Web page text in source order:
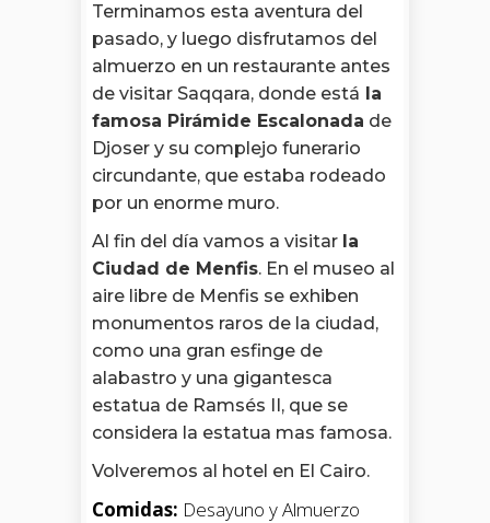
Terminamos esta aventura del
pasado, y luego disfrutamos del
almuerzo en un restaurante antes
de visitar Saqqara, donde está la
famosa Pirámide Escalonada de
Djoser y su complejo funerario
circundante, que estaba rodeado
por un enorme muro.
Al fin del día vamos a visitar la
Ciudad de Menfis. En el museo al
aire libre de Menfis se exhiben
monumentos raros de la ciudad,
como una gran esfinge de
alabastro y una gigantesca
estatua de Ramsés II, que se
considera la estatua mas famosa.
Volveremos al hotel en El Cairo.
Comidas: Desayuno y Almuerzo